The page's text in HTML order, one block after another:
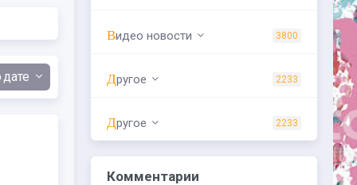
дате
Видео новости 3800
Другое 2233
Другое 2233
Комментарии